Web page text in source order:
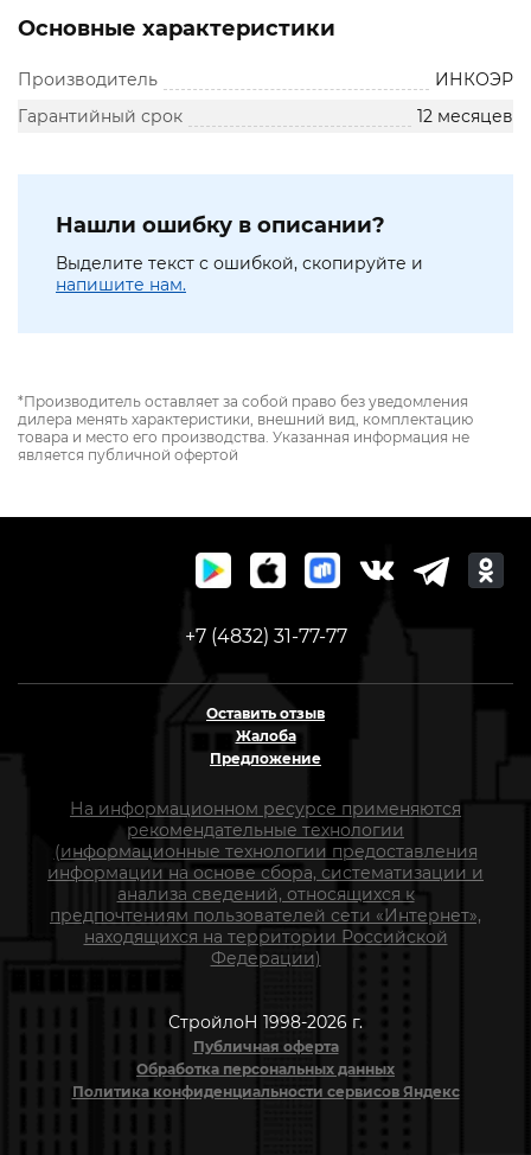
Основные характеристики
Производитель
ИНКОЭР
Гарантийный срок
12 месяцев
Нашли ошибку в описании?
Выделите текст с ошибкой, скопируйте и
напишите нам.
*Производитель оставляет за собой право без уведомления
дилера менять характеристики, внешний вид, комплектацию
товара и место его производства. Указанная информация не
является публичной офертой
+7 (4832) 31-77-77
Оставить отзыв
Жалоба
Предложение
На информационном ресурсе применяются
рекомендательные технологии
(информационные технологии предоставления
информации на основе сбора, систематизации и
анализа сведений, относящихся к
предпочтениям пользователей сети «Интернет»,
находящихся на территории Российской
Федерации)
СтройлоН 1998-2026 г.
Публичная оферта
Обработка персональных данных
Политика конфиденциальности сервисов Яндекс